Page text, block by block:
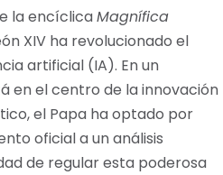
la encíclicaMagnífica
XIV ha revolucionado el
artificial (IA). En un
en el centro de la innovación
el Papa ha optado por
oficial a un análisis
de regular esta poderosa